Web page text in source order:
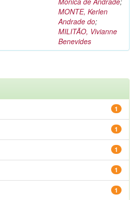
MONTE, Kerlen
Andrade do;
MILITÃO, Vivianne
Benevides
1
1
1
1
1